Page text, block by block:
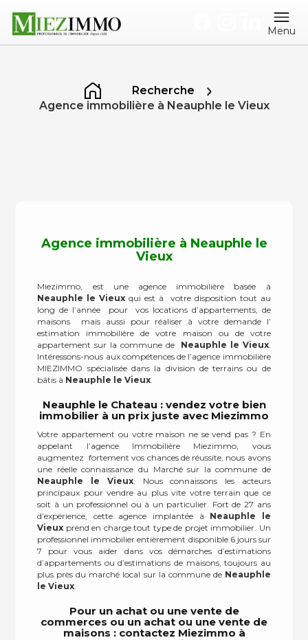
Menu
Recherche
Agence immobilière à Neauphle le Vieux
Agence immobilière à Neauphle le
Vieux
Miezimmo, est une agence immobilière basée à
Neauphle le Vieux qui est à votre disposition tout au
long de l’année pour vos locations d’appartements, de
maisons mais aussi pour réaliser à votre demande l’
estimation immobilière de votre maison ou de votre
appartement sur la commune de Neauphle le Vieux.
Intéressons-nous aux compétences de l’agence immobilière
MIEZIMMO spécialisée dans la division de terrains ou de
bâtis à Neauphle le Vieux.
Neauphle le Chateau : vendez votre bien
immobilier à un prix juste avec Miezimmo
Votre appartement ou votre maison ne se vend pas ? En
appelant l’agence Immobilière Miezimmo, vous
augmentez fortement vos chances de réussite, nous avons
une réelle connaissance du Marché sur la commune de
Neauphle le Vieux. Nous connaissons les acteurs
principaux pour vendre au plus vite votre terrain que ce
soit à un professionnel ou à un particulier. Fort de 27 ans
d’expérience, cette agence implantée à Neauphle le
Vieux prend en charge tout type de projet immobilier. Un
professionnel immobilier entièrement disponible 6 jours sur
7 pour vous aider dans vos démarches d’estimations
d’appartements ou d’estimations de maisons, toujours au
plus près du marché local sur la commune de Neauphle
le Vieux.
Pour un achat ou une vente de
commerces ou un achat ou une vente de
maisons : contactez Miezimmo à